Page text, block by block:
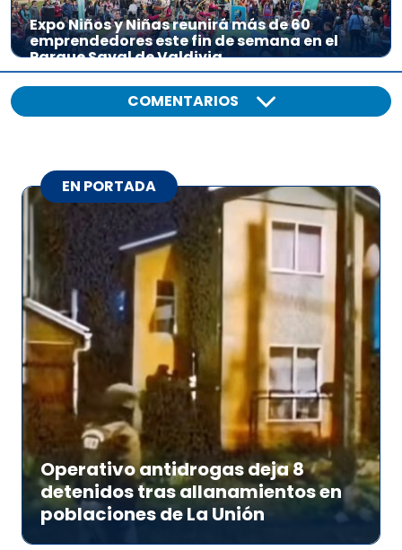
Expo Niños y Niñas reunirá más de 60
emprendedores este fin de semana en el
Parque Saval de Valdivia
COMENTARIOS
EN PORTADA
Operativo antidrogas deja 8
detenidos tras allanamientos en
poblaciones de La Unión